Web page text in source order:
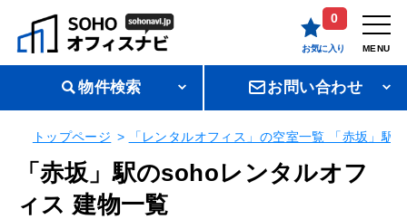
0
お気に入り MENU
物件検索 お問い合わせ
トップページ 「レンタルオフィス」の空室一覧 「赤坂」駅
「赤坂」駅のsohoレンタルオフ
ィス 建物一覧